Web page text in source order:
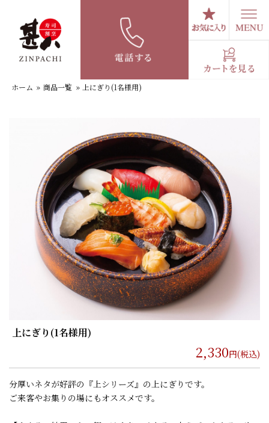
上にぎり(1名様用)
ホーム » 商品一覧 » 上にぎり(1名様用)
上にぎり(1名様用)
2,330円(税込)
分厚いネタが好評の『上シリーズ』の上にぎりです。
ご来客やお集りの場にもオススメです。